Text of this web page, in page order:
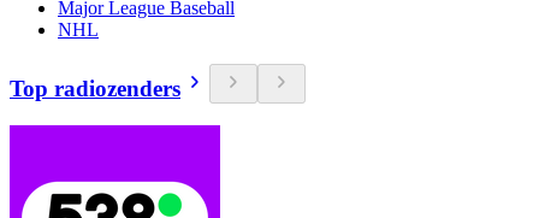
Major League Baseball
NHL
Top radiozenders